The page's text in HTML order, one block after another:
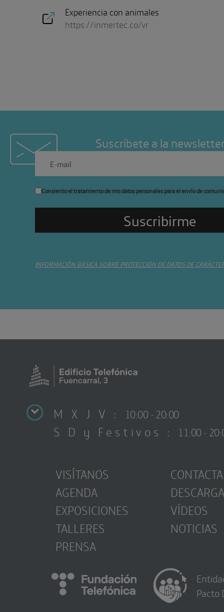
Experiencia con animales
https://inmertec.co/vr
Suscríbete a la
Consiento el tratamiento de mis datos personales para el envío de
INFORMACIÓN BÁSICA SOBRE PROTECCIÓN DE DATOS DE
M X J V : 10:00 - 20:00
S D y Festivos : 11:00 -
VISÍTANOS
AGENDA
EXPOSICIONES
TALLERES
PRENSA
CONTACTA
VÍDEOS
NOTICIAS
Pacto